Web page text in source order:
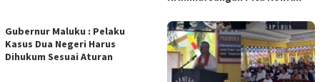
Gubernur Maluku : Pelaku
Kasus Dua Negeri Harus
Dihukum Sesuai Aturan